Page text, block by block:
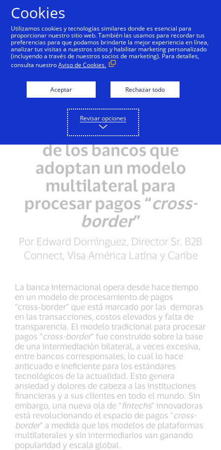
La ventaja competitiva
de los bancos que
adoptan un modelo
multilateral para
procesar pagos “cross-
border”
Por Edward Dominguez, Director Sr. B2B
Connect, Visa América Latina y Caribe
La banca internacional opera desde hace tiempo
en un modelo de procesamiento de pagos
“cross‑border” que está marcado por las demoras
en las transacciones, costos elevados y falta de
transparencia. El modelo tradicional para procesar
pagos “cross-border” fue construido sobre la base
de una intermediación bilateral, a veces excesiva,
entre bancos corresponsales, lo cual lo hace
anticuado e ineficiente para los estándares
tecnológicos de la actualidad. Esto genera
ansiedad y dolores de cabeza a las instituciones
financieras y a sus clientes en todo el mundo. Sin
embargo, una nueva ola de “fintechs” innovadoras
está revolucionando el espacio de pagos “cross-
border” a medida que los modelos de plataformas
multilaterales y sin intermediarios van ganando
popularidad y escala global.
Cookies
Utilizamos cookies y tecnologías similares donde es esencial para
proporcionar nuestro sitio web. También las usamos para recordar tus
preferencias para que podamos brindarte la mejor experiencia en línea,
analizar tus visitas a nuestros sitios y habilitar marketing personalizado
(incluyendo a través de nuestros socios de marketing). Para detalles,
consulta nuestroAviso de Cookies.
Aceptar Rechazar todo
Revisar opciones